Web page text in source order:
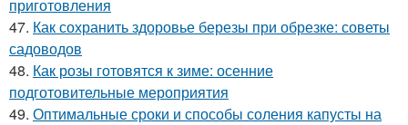
приготовления
47. Как сохранить здоровье березы при обрезке: советы
садоводов
48. Как розы готовятся к зиме: осенние
подготовительные мероприятия
49. Оптимальные сроки и способы соления капусты на